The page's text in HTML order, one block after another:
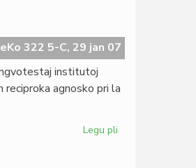
2007
322 5-C, 29 jan 07
institutoj
agnosko pri la
Legu pli